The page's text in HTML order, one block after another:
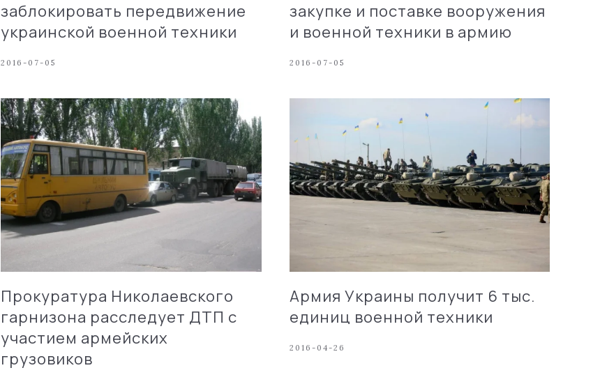
заблокировать передвижение
украинской военной техники
2016-07-05
закупке и поставке вооружения
и военной техники в армию
2016-07-05
Прокуратура Николаевского
гарнизона расследует ДТП с
участием армейских
грузовиков
Армия Украины получит 6 тыс.
единиц военной техники
2016-04-26